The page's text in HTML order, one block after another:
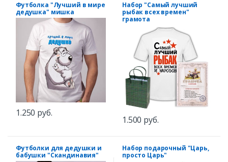
Футболка "Лучший в мире
дедушка" мишка
1.250 руб.
Набор "Самый лучший
рыбак всех времен"
грамота
1.500 руб.
Футболки для дедушки и
бабушки "Скандинавия"
Набор подарочный "Царь,
просто Царь"